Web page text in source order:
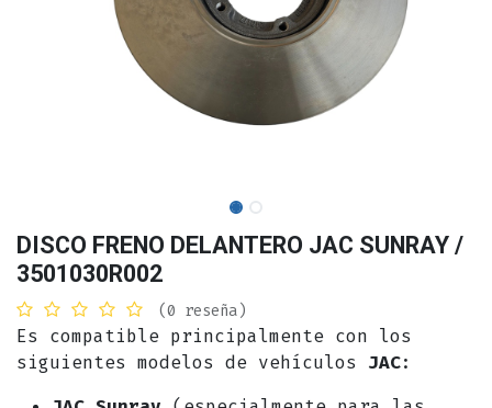
DISCO FRENO DELANTERO JAC SUNRAY /
3501030R002
(0 reseña)
Es compatible principalmente con los
siguientes modelos de vehículos JAC: